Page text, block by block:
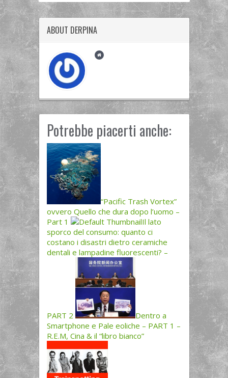
ABOUT DERPINA
Potrebbe piacerti anche:
“Pacific Trash Vortex”
ovvero Quello che dura dopo l’uomo –
Part 1
Il lato
sporco del consumo: quanto ci
costano i disastri dietro ceramiche
dentali e lampadine fluorescenti? –
PART 2
Dentro a
Smartphone e Pale eoliche – PART 1 –
R.E.M, Cina & il “libro bianco”